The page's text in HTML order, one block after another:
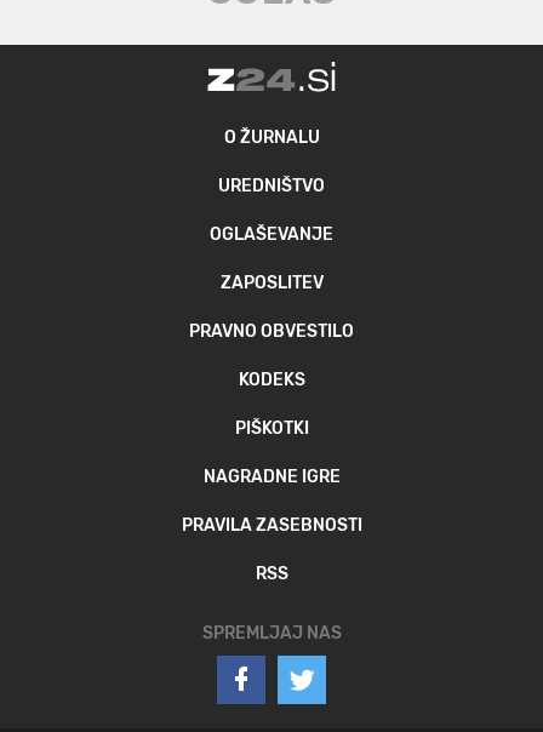
O ŽURNALU
UREDNIŠTVO
OGLAŠEVANJE
ZAPOSLITEV
PRAVNO OBVESTILO
KODEKS
PIŠKOTKI
NAGRADNE IGRE
PRAVILA ZASEBNOSTI
RSS
SPREMLJAJ NAS